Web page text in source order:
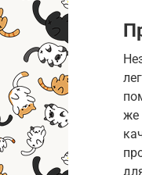
же